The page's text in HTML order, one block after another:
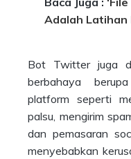
Adalah Latihan
Bot Twitter juga
berbahaya
platform seperti
palsu, mengirim
dan pemasaran
menyebabkan